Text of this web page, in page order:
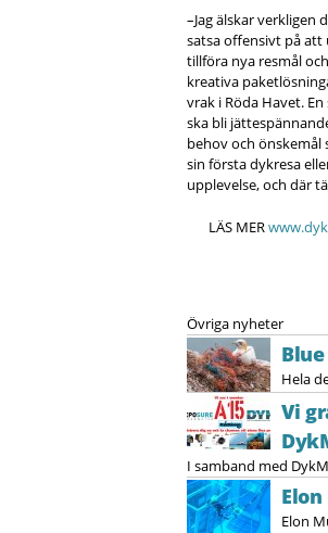
­–Jag älskar verkligen
satsa offensivt på att
tillföra nya resmål
kreativa
vrak i Röda Havet.
ska bli
behov och
sin första dykresa
upplevelse, och där
LÄS MER
Övriga nyheter
Hela
Vi
I samband med
Elon